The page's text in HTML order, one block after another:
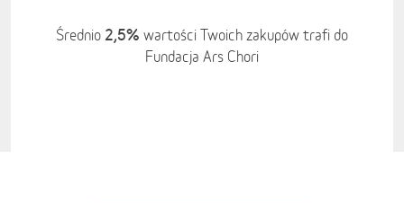
Średnio 2,5% wartości Twoich zakupów trafi do
Fundacja Ars Chori